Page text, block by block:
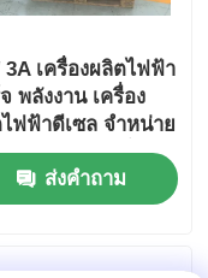
3A เครื่องผลิตไฟฟ้า
พลังงาน เครื่อง
ฟฟ้าดีเซล จําหน่าย
ลิตร พลังงานน้ํามัน
ะมากกว่า 12V
งานสะสม 36Ah
ส่งคำถาม